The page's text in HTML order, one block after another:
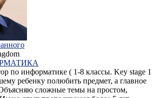
по информатике ( 1-8 классы. Key stage 1
ребенку полюбить предмет, а главное
сложные темы на простом,